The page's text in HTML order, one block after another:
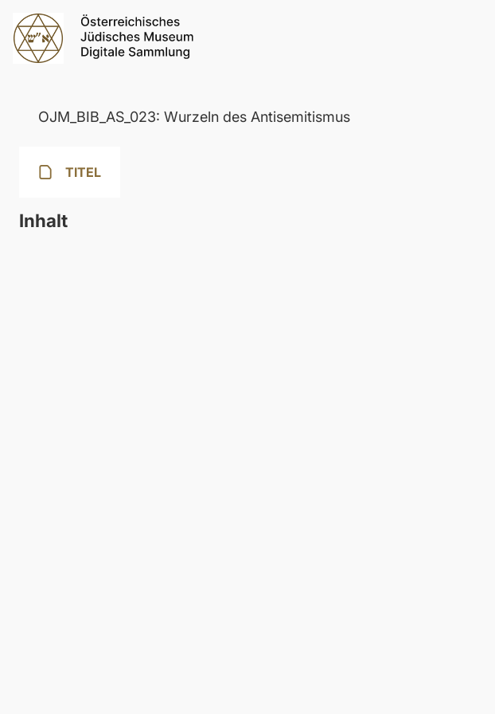
OJM_BIB_AS_023: Wurzeln des Antisemitismus
TITEL
Inhalt